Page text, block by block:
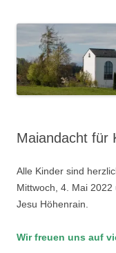
Maiandacht für
Alle Kinder sind
Mittwoch, 4. Mai
Jesu Höhenrain.
Wir freuen uns auf